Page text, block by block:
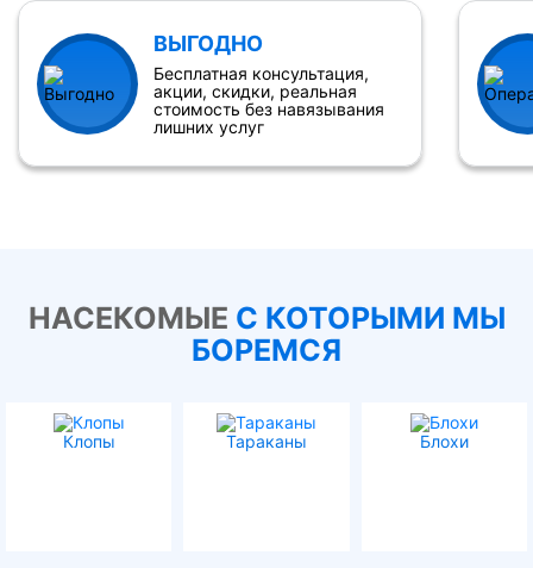
ВЫГОДНО
Бесплатная консультация,
акции, скидки, реальная
стоимость без навязывания
лишних услуг
НАСЕКОМЫЕ С КОТОРЫМИ МЫ
БОРЕМСЯ
Клопы Тараканы Блохи